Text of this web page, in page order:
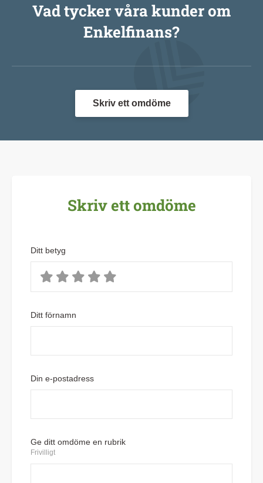
Vad tycker våra kunder om
Enkelfinans?
Skriv ett omdöme
Skriv ett omdöme
Ditt betyg
Ditt förnamn
Din e-postadress
Ge ditt omdöme en rubrik
Frivilligt